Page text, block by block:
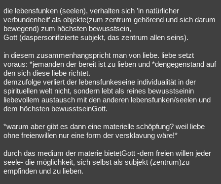
die lebensfunken (seelen), verhalten sich ’in natürlicher
verbundenheit’ als objekte(zum zentrum gehörend und sich darum
bewegend) zum höchsten bewusstsein,
Gott (daspersonifizierte subjekt, das zentrum allen seins).
in diesem zusammenhangspricht man von liebe. liebe setzt
voraus: *jemanden der bereit ist zu lieben und *dengegenstand auf
den sich diese liebe richtet.
demzufolge verliert der lebensfunkeseine individualität in der
spirituellen welt nicht, sondern lebt als reines bewusstseinin
liebevollem austausch mit den anderen lebensfunken/seelen und
dem höchsten bewusstseinGott.
*warum aber gibt es dann eine materielle schöpfung? weil liebe
ohne freienwillen nur eine form der versklavung wäre!*
durch das medium der materie bietetGott -dem freien willen jeder
seele- die möglichkeit, sich selbst als subjekt (zentrum)zu
empfinden und zu lieben.